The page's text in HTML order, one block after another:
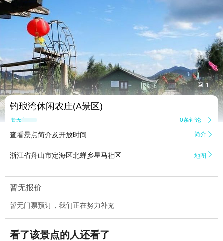
 1
钓琅湾休闲农庄(A景区)
暂无点评 0条评论 
查看景点简介及开放时间 简介 
浙江省舟山市定海区北蝉乡星马社区 地图 
暂无报价
暂无门票预订，我们正在努力补充
看了该景点的人还看了
